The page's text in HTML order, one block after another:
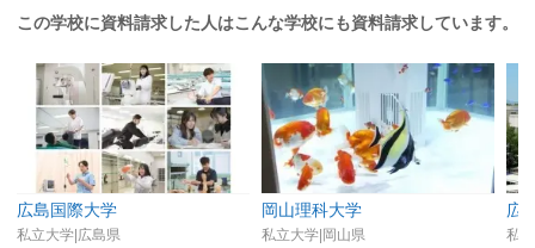
この学校に資料請求した人はこんな学校にも資料請求しています。
広島国際大学
私立大学|広島県
岡山理科大学
私立大学|岡山県
広
私